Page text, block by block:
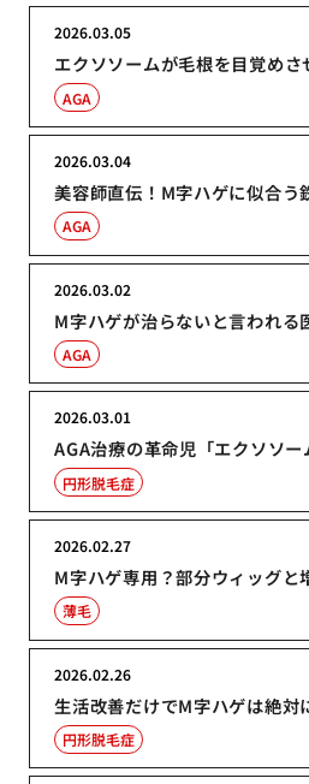
エクソソームが毛根を目覚めさ
2026.03.05
AGA
美容師直伝！M字ハゲに似合う
2026.03.04
AGA
M字ハゲが治らないと言われる
2026.03.02
AGA
AGA治療の革命児「エクソソ
2026.03.01
円形脱毛症
M字ハゲ専用？部分ウィッグと
2026.02.27
薄毛
生活改善だけでM字ハゲは絶対
2026.02.26
円形脱毛症